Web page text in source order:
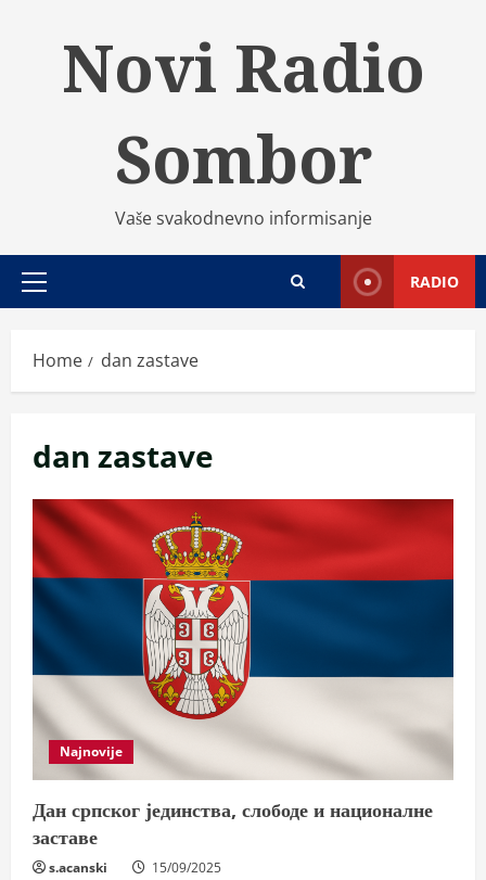
Novi Radio
Sombor
Vaše svakodnevno informisanje
Primary
RADIO
Home dan zastave
dan zastave
Najnovije
Дан српског јединства, слободе и националне
заставе
s.acanski 15/09/2025